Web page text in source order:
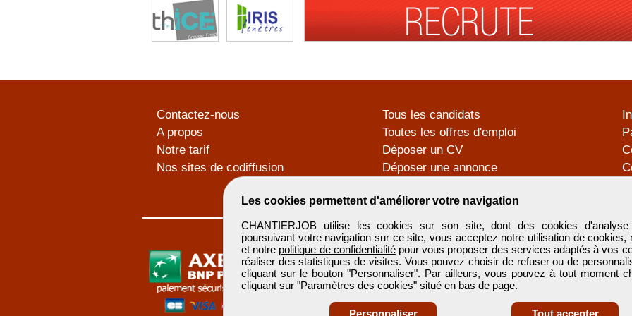
Les cookies permettent d'améliorer votre navigation
CHANTIERJOB utilise les cookies sur son site, dont des cookies d'analyse
poursuivant votre navigation sur ce site, vous acceptez notre utilisation de
et notre politique de confidentialitépour vous proposer des services adaptés à vos
réaliser des statistiques de visites. Vous pouvez choisir de refuser ou de
cliquant sur le bouton "Personnaliser". Par ailleurs, vous pouvez à tout moment
cliquant sur "Paramètres des cookies" situé en bas de page.
Personnaliser Tout accepter
Contactez-nous
A propos
Notre tarif
Nos sites de codiffusion
Tous les candidats
Toutes les offres d'emploi
Déposer un CV
Déposer une annonce